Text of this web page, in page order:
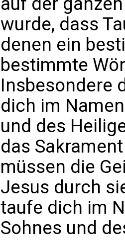
wurde, dass
denen ein
bestimmte
Insbesondere
dich im
und des
das
müssen die
Jesus durch
taufe dich im
Sohnes und